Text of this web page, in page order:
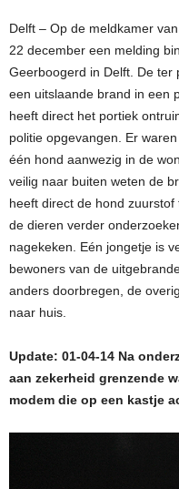
Delft – Op de meldkamer
22 december een melding
Geerboogerd in Delft. De ter
een uitslaande brand in een
heeft direct het portiek
politie opgevangen. Er
één hond aanwezig in de
veilig naar buiten weten de
heeft direct de hond
de dieren verder
nagekeken. Eén jongetje is
bewoners van de
anders doorbregen, de
naar huis.
Update: 01-04-14 Na
aan zekerheid grenzende
modem die op een kastje